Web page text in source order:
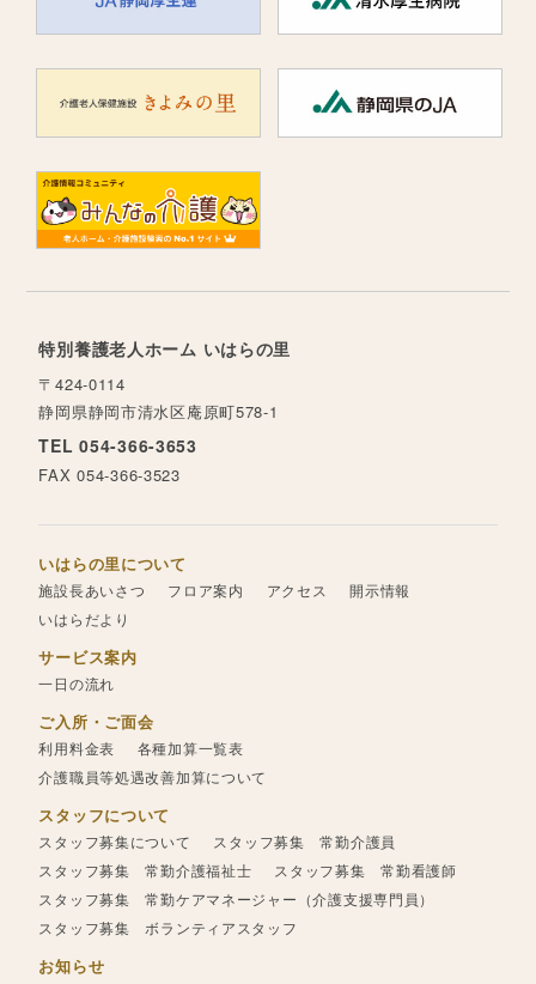
特別養護老人ホーム いはらの里
〒424-0114
静岡県静岡市清水区庵原町578-1
TEL 054-366-3653
FAX 054-366-3523
いはらの里について
施設長あいさつ フロア案内 アクセス
開示情報
いはらだより
サービス案内
一日の流れ
ご入所・ご面会
利用料金表
各種加算一覧表
介護職員等処遇改善加算について
スタッフについて
スタッフ募集について
スタッフ募集 常勤介護員
スタッフ募集 常勤介護福祉士
スタッフ募集 常勤看護師
スタッフ募集 常勤ケアマネージャー（介護支援専門員）
スタッフ募集 ボランティアスタッフ
お知らせ